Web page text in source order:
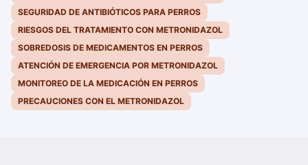
SEGURIDAD DE ANTIBIÓTICOS PARA PERROS
RIESGOS DEL TRATAMIENTO CON METRONIDAZOL
SOBREDOSIS DE MEDICAMENTOS EN PERROS
ATENCIÓN DE EMERGENCIA POR METRONIDAZOL
MONITOREO DE LA MEDICACIÓN EN PERROS
PRECAUCIONES CON EL METRONIDAZOL